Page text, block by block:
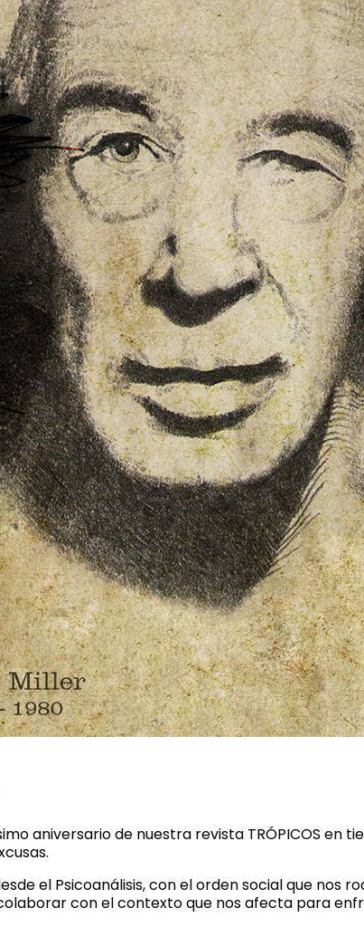
aniversario de nuestra revista TRÓPICOS en
el Psicoanálisis, con el orden social que nos
colaborar con el contexto que nos afecta para